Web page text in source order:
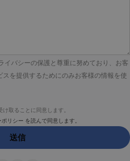
バシーの保護と尊重に努めており、お客
を提供するためにのみお客様の情報を使
取ることに同意します。
シー を読んで同意します。